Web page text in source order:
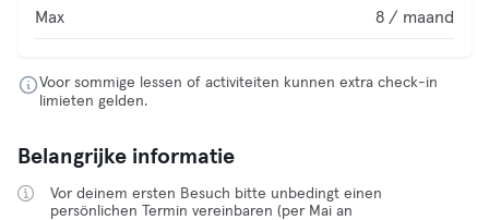
Max 8 / maand
Voor sommige lessen of activiteiten kunnen extra check-in
limieten gelden.
Belangrijke informatie
Vor deinem ersten Besuch bitte unbedingt einen
persönlichen Termin vereinbaren (per Mai an